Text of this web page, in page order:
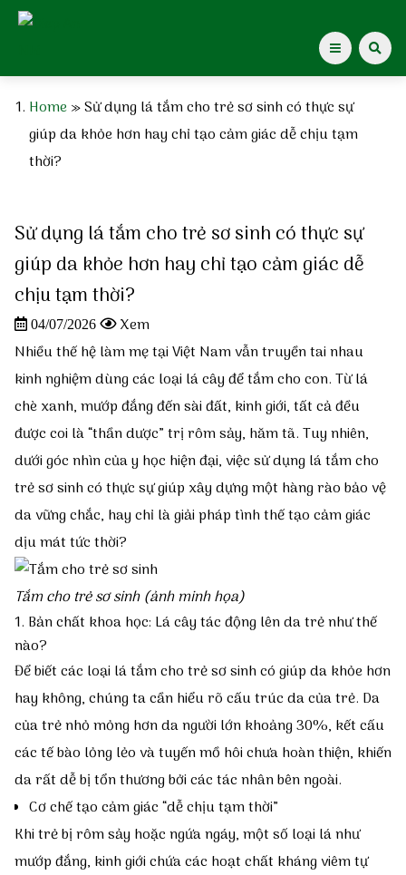
Giới thiệu Dược Khoa
Giới thiệu
Giới thiệu Diệp An Nhi
Gạc Rơ Lưỡi Diệp An Nhi
Xịt muỗi Diệp An Nhi
Kiến thức cho mẹ
Da bé khỏe
Gạc rơ lưỡi cho bé
Thảo dược tắm bé
Các bệnh thường gặp
Rôm sảy – Mẩn ngứa
Mụn nhọt – Viêm da
Chàm – Khô da
Các bệnh khác
Home»Sử dụng lá tắm cho trẻ sơ sinh có thực sự
giúp da khỏe hơn hay chỉ tạo cảm giác dễ chịu tạm
thời?
Sử dụng lá tắm cho trẻ sơ sinh có thực sự
giúp da khỏe hơn hay chỉ tạo cảm giác dễ
chịu tạm thời?
04/07/2026
Xem
Nhiều thế hệ làm mẹ tại Việt Nam vẫn truyền tai nhau
kinh nghiệm dùng các loại lá cây để tắm cho con. Từ lá
chè xanh, mướp đắng đến sài đất, kinh giới, tất cả đều
được coi là “thần dược” trị rôm sảy, hăm tã. Tuy nhiên,
dưới góc nhìn của y học hiện đại, việc sử dụng lá tắm cho
trẻ sơ sinh có thực sự giúp xây dựng một hàng rào bảo vệ
da vững chắc, hay chỉ là giải pháp tình thế tạo cảm giác
dịu mát tức thời?
Tắm cho trẻ sơ sinh (ảnh minh họa)
1. Bản chất khoa học: Lá cây tác động lên da trẻ như thế
nào?
Để biết các loại lá tắm cho trẻ sơ sinh có giúp da khỏe hơn
hay không, chúng ta cần hiểu rõ cấu trúc da của trẻ. Da
của trẻ nhỏ mỏng hơn da người lớn khoảng 30%, kết cấu
các tế bào lỏng lẻo và tuyến mồ hôi chưa hoàn thiện, khiến
da rất dễ bị tổn thương bởi các tác nhân bên ngoài.
Cơ chế tạo cảm giác “dễ chịu tạm thời”
Khi trẻ bị rôm sảy hoặc ngứa ngáy, một số loại lá như
mướp đắng, kinh giới chứa các hoạt chất kháng viêm tự